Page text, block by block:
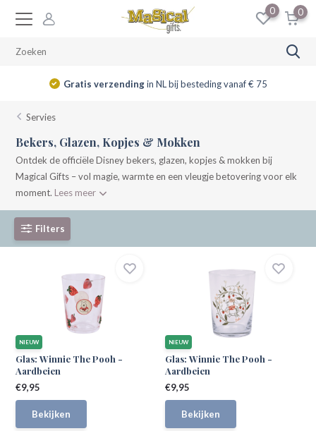
0 0
14 dagen retourrecht
Servies
Bekers, Glazen, Kopjes & Mokken
Ontdek de officiële Disney bekers, glazen, kopjes & mokken bij
Magical Gifts – vol magie, warmte en een vleugje betovering voor elk
moment. Lees meer
Filters
NIEUW
Glas: Winnie The Pooh -
Aardbeien
€9,95
Bekijken
NIEUW
Glas: Winnie The Pooh -
Aardbeien
€9,95
Bekijken